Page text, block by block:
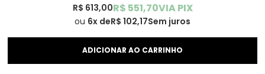
R$ 613,00R$ 551,70VIA PIX
6x R$ 102,17Sem juros